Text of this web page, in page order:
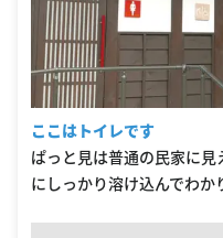
ここはトイレです
ぱっと見は普通の民家に見
にしっかり溶け込んでわか